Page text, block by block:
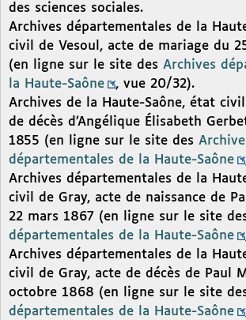
des sciences sociales.
Archives départementales de la
civil de Vesoul, acte de mariage du
(en ligne sur le site des Archives
la Haute-Saône
, vue 20/32).
Archives de la Haute-Saône, état
de décès d’Angélique Élisabeth
1855 (en ligne sur le site des
départementales de la Haute-Saône
Archives départementales de la
civil de Gray, acte de naissance de
22 mars 1867 (en ligne sur le site
départementales de la Haute-Saône
Archives départementales de la
civil de Gray, acte de décès de Paul
octobre 1868 (en ligne sur le site
départementales de la Haute-Saône